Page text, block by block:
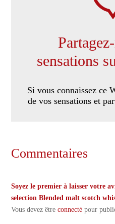
sensations
Si vous connaissez ce
de vos sensations et
Commentaires
Soyez le premier à laisser votre
selection Blended malt scotch
Vous devez êtreconnecté pour